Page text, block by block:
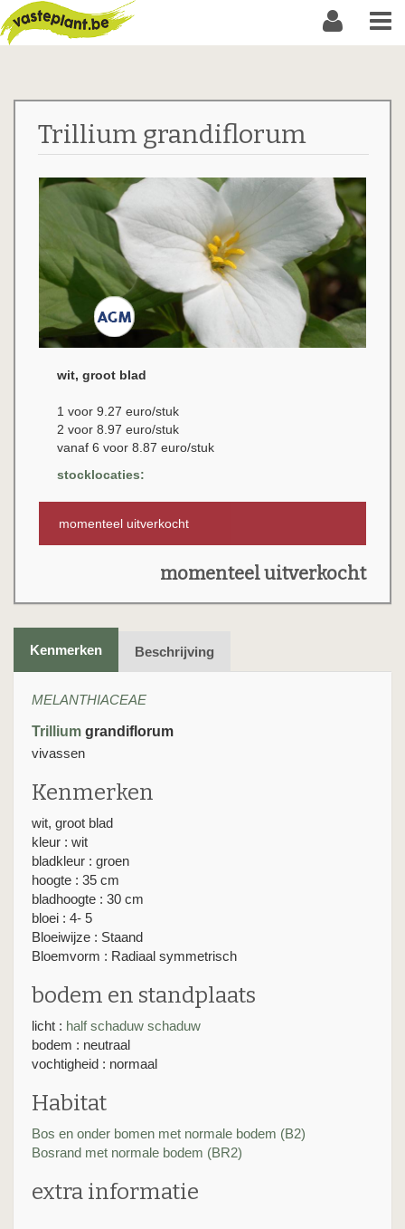
Trillium grandiflorum
wit, groot blad
1 voor 9.27 euro/stuk
2 voor 8.97 euro/stuk
vanaf 6 voor 8.87 euro/stuk
stocklocaties:
momenteel uitverkocht
momenteel uitverkocht
Kenmerken Beschrijving
MELANTHIACEAE
Trillium grandiflorum
vivassen
Kenmerken
wit, groot blad
kleur : wit
bladkleur : groen
hoogte : 35 cm
bladhoogte : 30 cm
bloei : 4- 5
Bloeiwijze : Staand
Bloemvorm : Radiaal symmetrisch
bodem en standplaats
licht : half schaduw schaduw
bodem : neutraal
vochtigheid : normaal
Habitat
Bos en onder bomen met normale bodem (B2)
Bosrand met normale bodem (BR2)
extra informatie